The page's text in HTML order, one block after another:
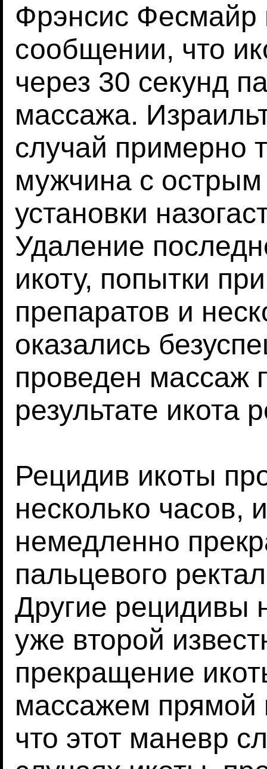
Фрэнсис Фесмайр
сообщении, что
через 30 секунд
массажа.
случай примерно
мужчина с острым
установки
Удаление
икоту, попытки
препаратов и
оказались
проведен массаж
результате икота
Рецидив икоты
несколько часов,
немедленно
пальцевого
Другие рецидивы
уже второй
прекращение
массажем
что этот маневр